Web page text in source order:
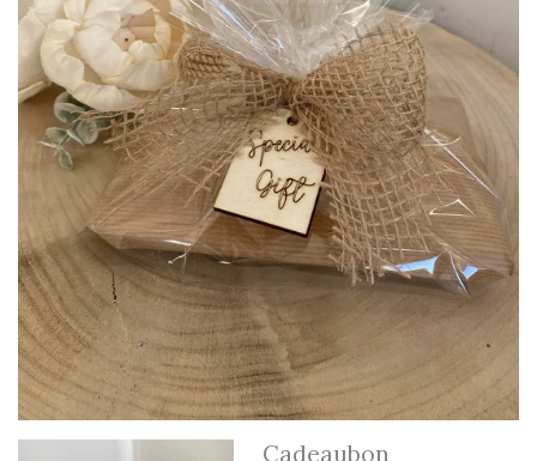
Cadeaubon